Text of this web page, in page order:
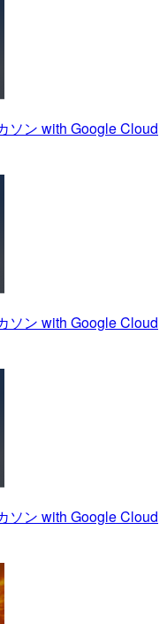
ソン with Google Cloud
ソン with Google Cloud
ソン with Google Cloud